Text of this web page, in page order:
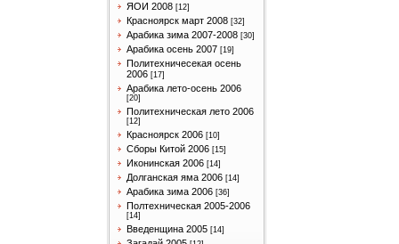
ЯОИ 2008 [12]
Красноярск март 2008 [32]
Арабика зима 2007-2008 [30]
Арабика осень 2007 [19]
Политехничесекая осень
2006 [17]
Арабика лето-осень 2006
[20]
Политехническая лето 2006
[12]
Красноярск 2006 [10]
Сборы Китой 2006 [15]
Иконинская 2006 [14]
Долганская яма 2006 [14]
Арабика зима 2006 [36]
Полтехническая 2005-2006
[14]
Введенщина 2005 [14]